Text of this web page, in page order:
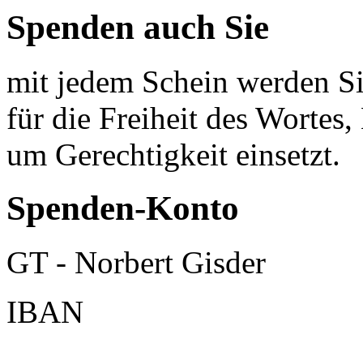
Spenden auch Sie
mit jedem Schein werden
für die Freiheit des
um Gerechtigkeit einsetzt.
Spenden-Konto
GT - Norbert Gisder
IBAN